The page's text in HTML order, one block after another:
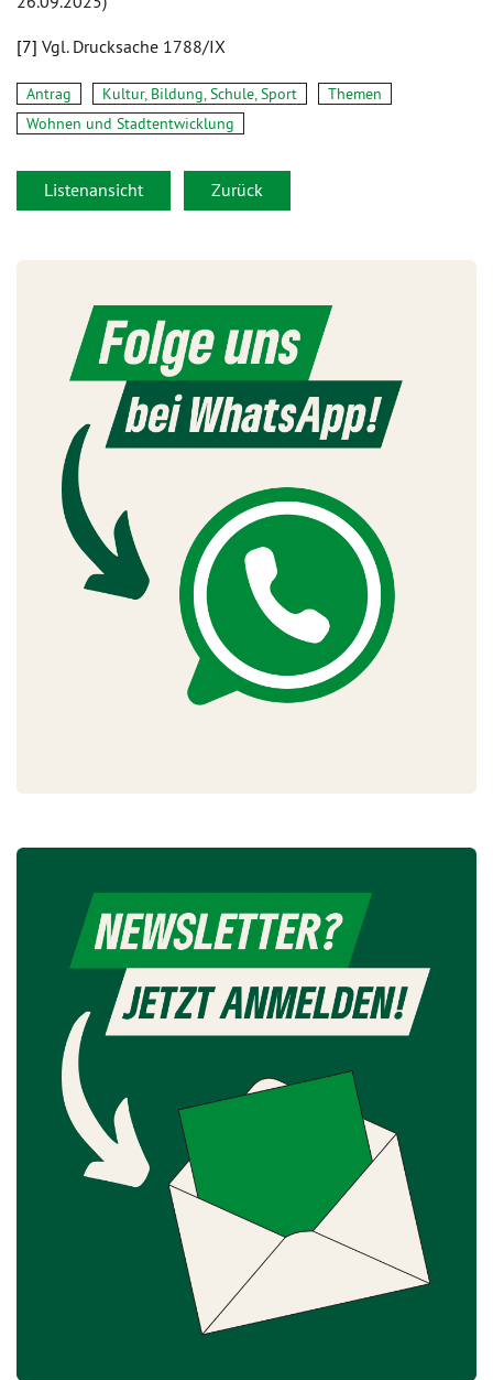
[7] Vgl. Drucksache 1788/IX
Antrag Kultur, Bildung, Schule, Sport
Themen
Wohnen und Stadtentwicklung
Listenansicht Zurück